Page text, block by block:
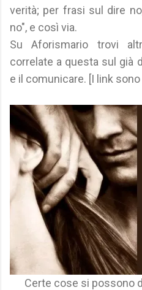
verità; per frasi sul dire
no", e così via.
Su Aforismario trovi
correlate a questa sul già
e il comunicare. [I link
Certe cose si possono